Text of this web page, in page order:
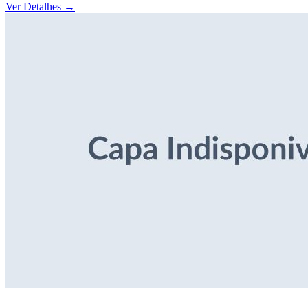
Ver Detalhes →